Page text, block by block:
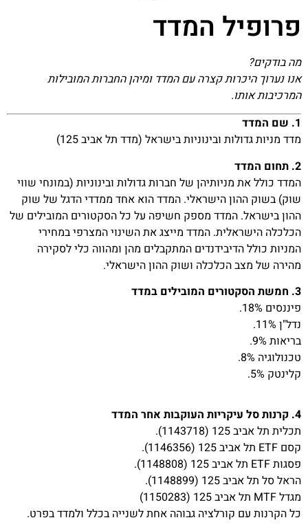
פרופיל המדד
מה בודקים?
אנו נערוך היכרות קצרה עם המדד ומיהן החברות המובילות
המרכיבות אותו.
1. שם המדד
מדד מניות גדולות ובינוניות בישראל (מדד תל אביב 125)
2. תחום המדד
המדד כולל את מניותיהן של חברות גדולות ובינוניות (במונחי שווי
שוק) בשוק ההון הישראלי. המדד הוא אחד ממדדי הדגל של שוק
ההון בישראל. המדד מספק חשיפה על כל הסקטורים המובילים של
הכלכלה הישראלית. המדד מייצג את השינוי המצרפי במחירי
המניות כולל הדיבידנדים המתקבלים מהן ומהווה כלי לסקירה
מהירה של מצב הכלכלה ושוק ההון הישראלי.
3. חמשת הסקטורים המובילים במדד
פיננסים 18%.
נדל"ן 11%.
בריאות 9%.
טכנולוגיה 8%.
קלינטק 5%.
4. קרנות סל עיקריות העוקבות אחר המדד
תכלית תל אביב 125 (1143718).
קסם ETF תל אביב 125 (1146356).
פסגות ETF תל אביב 125 (1148808).
הראל סל תל אביב 125 (1148899).
מגדל MTF תל אביב 125 (1150283)
כל הקרנות עם קורלציה גבוהה אחת לשנייה בכלל ולמדד בפרט.